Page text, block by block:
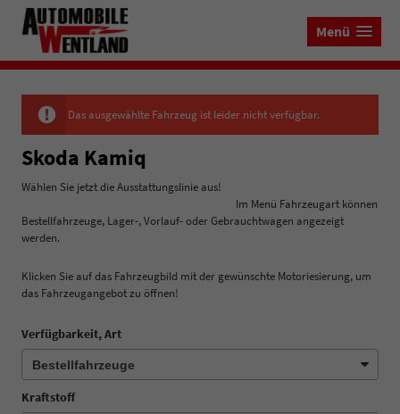
Menü
Das ausgewählte Fahrzeug ist leider nicht verfügbar.
Skoda Kamiq
Wählen Sie jetzt die Ausstattungslinie aus!
Im Menü Fahrzeugart können
Bestellfahrzeuge, Lager-, Vorlauf- oder Gebrauchtwagen angezeigt
werden.
Klicken Sie auf das Fahrzeugbild mit der gewünschte Motoriesierung, um
das Fahrzeugangebot zu öffnen!
Verfügbarkeit, Art
Kraftstoff